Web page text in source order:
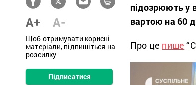
A+ A-
Щоб отримувати корисні
матеріали, підпишіться на
розсилку
Підписатися
підозрюють у
вартою на 60
Про це пише